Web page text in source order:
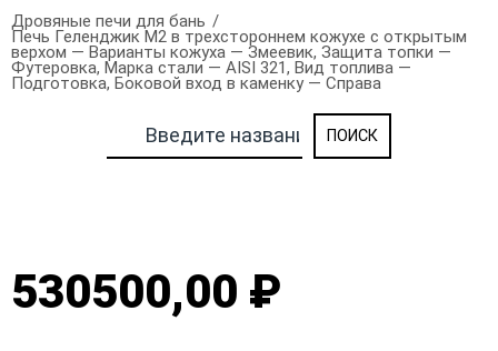
Дровяные печи для бань
Печь Геленджик М2 в трехстороннем кожухе с открытым
верхом — Варианты кожуха — Змеевик, Защита топки —
Футеровка, Марка стали — AISI 321, Вид топлива —
Подготовка, Боковой вход в каменку — Справа
530500,00 ₽